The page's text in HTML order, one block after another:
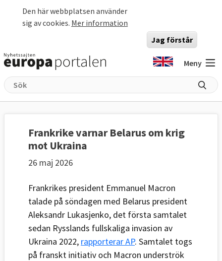
Den här webbplatsen använder
sig av cookies. Mer information
Jag förstår
Meny
Frankrike varnar Belarus om krig
mot Ukraina
26 maj 2026
Frankrikes president Emmanuel Macron
talade på söndagen med Belarus president
Aleksandr Lukasjenko, det första samtalet
sedan Rysslands fullskaliga invasion av
Ukraina 2022, rapporterar AP. Samtalet togs
på franskt initiativ och Macron underströk